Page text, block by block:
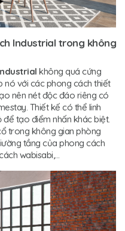
Industrial trong không
không quá cứng
nó với các phong cách thiết
nên nét độc đáo riêng có
Thiết kế có thể linh
tạo điểm nhấn khác biệt.
trong không gian phòng
tầng của phong cách
wabisabi,…